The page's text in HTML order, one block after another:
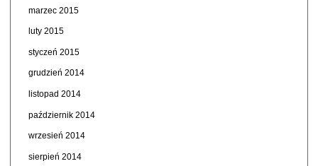
marzec 2015
luty 2015
styczeń 2015
grudzień 2014
listopad 2014
październik 2014
wrzesień 2014
sierpień 2014